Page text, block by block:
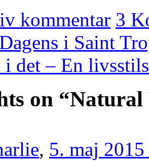
kommentar 3
Dagens i Saint
i det – En
on “Natural
, 5. maj